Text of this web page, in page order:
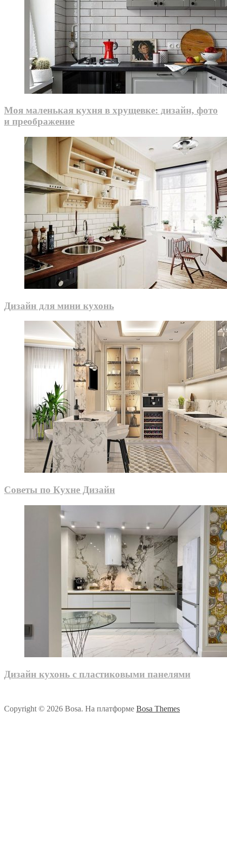
Моя маленькая кухня в хрущевке: дизайн, фото
и преображение
Дизайн для мини кухонь
Советы по Кухне Дизайн
Дизайн кухонь с пластиковыми панелями
Copyright © 2026 Bosa. На платформе Bosa Themes